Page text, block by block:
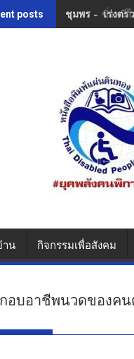
posts ชุมพร - เร่งตร
าน กิจกรรมเพื่อสังคม
อบอาชีพนวดของค